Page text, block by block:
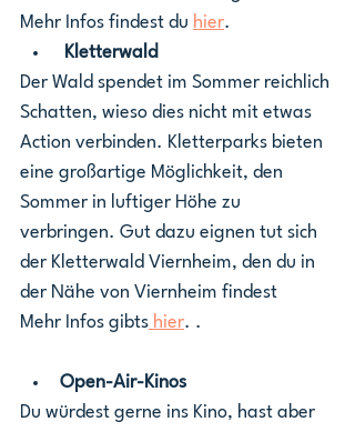
Mehr Infos findest du hier.
Kletterwald
Der Wald spendet im Sommer reichlich
Schatten, wieso dies nicht mit etwas
Action verbinden. Kletterparks bieten
eine großartige Möglichkeit, den
Sommer in luftiger Höhe zu
verbringen. Gut dazu eignen tut sich
der Kletterwald Viernheim, den du in
der Nähe von Viernheim findest
Mehr Infos gibts hier. .
Open-Air-Kinos
Du würdest gerne ins Kino, hast aber